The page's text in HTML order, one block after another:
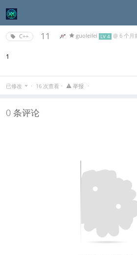
C++ 11 guoleilei LV 4 @6 个月
1
已修改 16 次查看 举报
0 条评论